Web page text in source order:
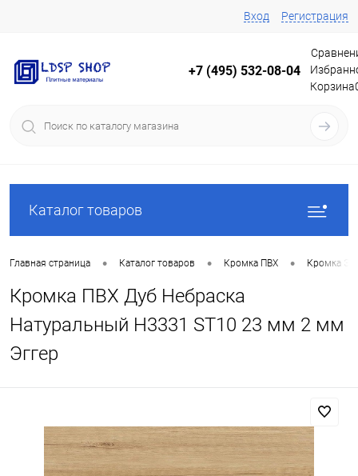
Вход Регистрация
+7 (495) 532-08-04
Корзина
Каталог товаров
Главная страница • Каталог товаров • Кромка ПВХ • Кромка
Кромка ПВХ Дуб Небраска
Натуральный Н3331 ST10 23 мм 2 мм
Эггер